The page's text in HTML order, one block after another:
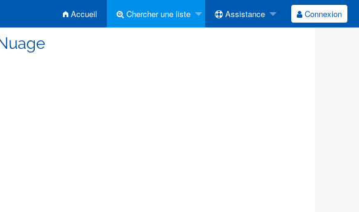
Accueil Chercher une liste Assistance Connexion